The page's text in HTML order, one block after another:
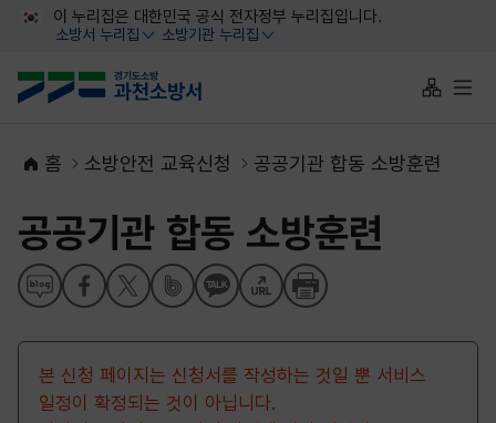
대메뉴 바로가기
본문 바로가기
이 누리집은 대한민국 공식 전자정부 누리집입니다.
소방서 누리집
열기
소방기관 누리집
열기
사이트맵
전체
홈 소방안전 교육신청 공공기관 합동 소방훈련
공공기관 합동 소방훈련
본 신청 페이지는 신청서를 작성하는 것일 뿐 서비스
일정이 확정되는 것이 아닙니다.